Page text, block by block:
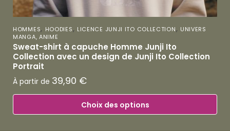
HOMMES, HOODIES, LICENCE JUNJI ITO COLLECTION, UNIVERS
MANGA, ANIME
Sweat-shirt à capuche Homme Junji Ito
Collection avec un design de Junji Ito Collection
Portrait
À partir de 39,90 €
Choix des options